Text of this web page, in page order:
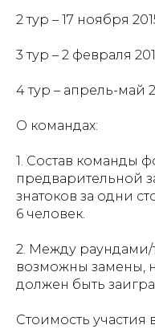
2 тур – 17 ноября
3 тур – 2 февраля
4 тур – апрель-май
О командах:
1. Состав команды
предварительной
знатоков за одни
6 человек.
2. Между
возможны замены,
должен быть
Стоимость участия